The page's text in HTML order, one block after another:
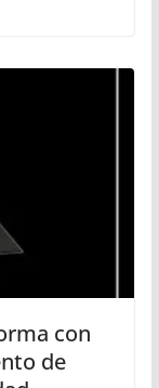
con
de